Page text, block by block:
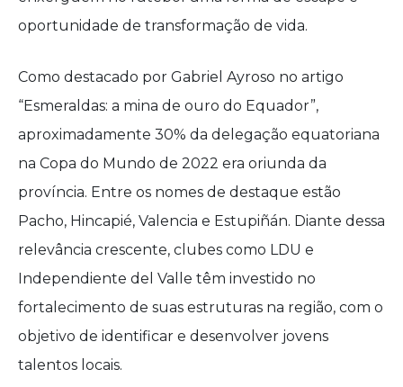
oportunidade de transformação de vida.
Como destacado por Gabriel Ayroso no artigo
“Esmeraldas: a mina de ouro do Equador”,
aproximadamente 30% da delegação equatoriana
na Copa do Mundo de 2022 era oriunda da
província. Entre os nomes de destaque estão
Pacho, Hincapié, Valencia e Estupiñán. Diante dessa
relevância crescente, clubes como LDU e
Independiente del Valle têm investido no
fortalecimento de suas estruturas na região, com o
objetivo de identificar e desenvolver jovens
talentos locais.